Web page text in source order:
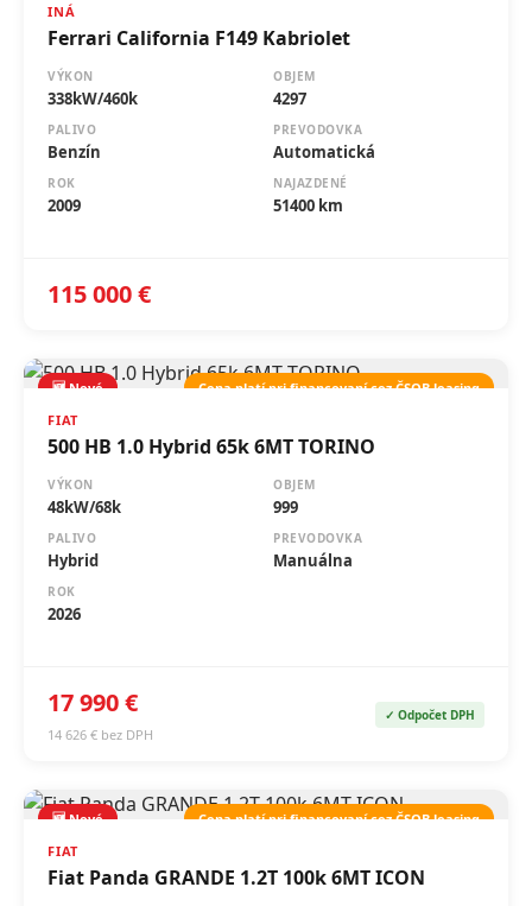
INÁ
Ferrari California F149 Kabriolet
VÝKON
338kW/460k
OBJEM
4297
PALIVO
Benzín
PREVODOVKA
Automatická
ROK
2009
NAJAZDENÉ
51400 km
115 000 €
🆕 Nové
Cena platí pri financovaní cez ČSOB leasing
FIAT
500 HB 1.0 Hybrid 65k 6MT TORINO
VÝKON
48kW/68k
OBJEM
999
PALIVO
Hybrid
PREVODOVKA
Manuálna
ROK
2026
17 990 €
14 626 € bez DPH
✓ Odpočet DPH
🆕 Nové
Cena platí pri financovaní cez ČSOB leasing
FIAT
Fiat Panda GRANDE 1.2T 100k 6MT ICON